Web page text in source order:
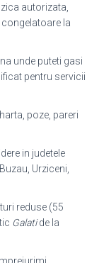
autorizata,
la
unde puteti gasi
pentru servicii
poze, pareri
in judetele
Urziceni,
reduse (55
Galatide la